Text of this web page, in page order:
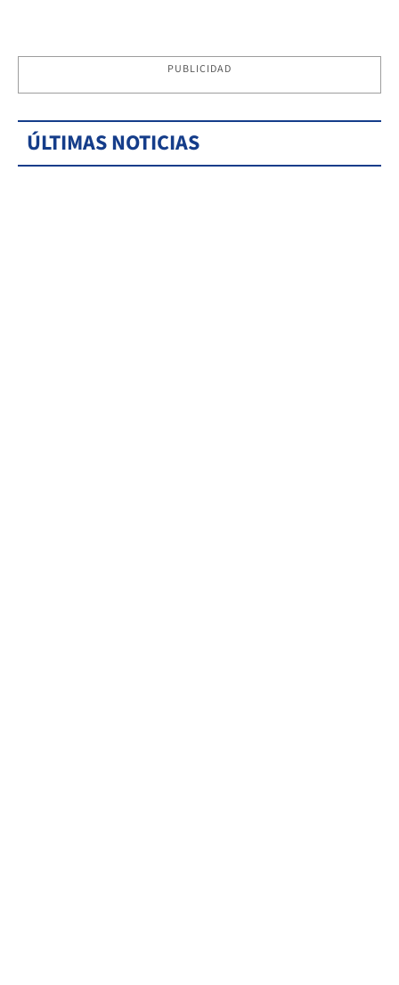
PUBLICIDAD
ÚLTIMAS NOTICIAS